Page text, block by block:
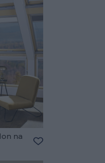
na